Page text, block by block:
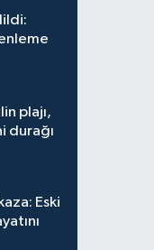
plajı,
durağı
Eski